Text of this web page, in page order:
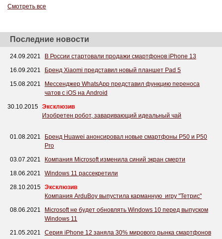
Смотреть все
Последние новости
24.09.2021
В России стартовали продажи смартфонов iPhone 13
16.09.2021
Бренд Xiaomi представил новый планшет Pad 5
15.08.2021
Мессенджер WhatsApp представил функцию переноса
чатов с iOS на Android
30.10.2015 Эксклюзив
Изобретен робот, заваривающий идеальный чай
01.08.2021
Бренд Huawei анонсировал новые смартфоны P50 и P50
Pro
03.07.2021
Компания Microsoft изменила синий экран смерти
18.06.2021
Windows 11 рассекретили
28.10.2015 Эксклюзив
Компания ArduBoy выпустила карманную игру "Тетрис"
08.06.2021
Microsoft не будет обновлять Windows 10 перед выпуском
Windows 11
21.05.2021
Серия iPhone 12 заняла 30% мирового рынка смартфонов